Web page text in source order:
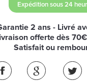
Expédition sous 24
2 ans - Livré
offerte dès
Satisfait ou